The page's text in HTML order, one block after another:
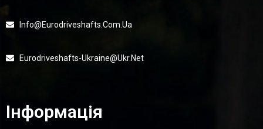
Info@eurodriveshafts.com.ua
Eurodriveshafts-Ukraine@ukr.net
Інформація